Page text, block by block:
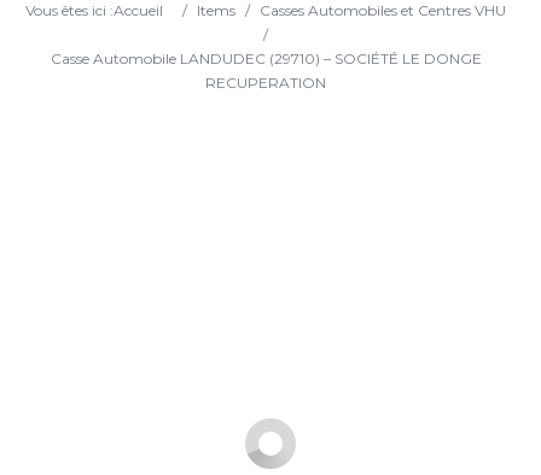
Vous êtes ici :Accueil / Items / Casses Automobiles et Centres VHU
/
Casse Automobile LANDUDEC (29710) – SOCIÉTÉ LE DONGE
RECUPERATION